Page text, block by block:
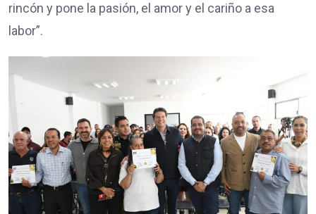
rincón y pone la pasión, el amor y el cariño a esa
labor”.